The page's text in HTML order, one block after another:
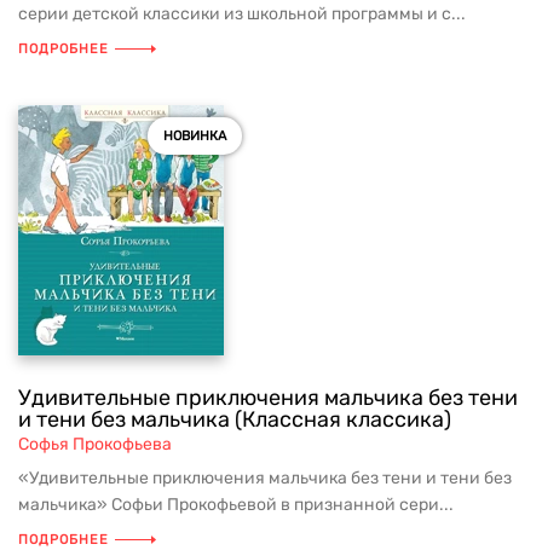
серии детской классики из школьной программы и с...
ПОДРОБНЕЕ
НОВИНКА
Удивительные приключения мальчика без тени
и тени без мальчика (Классная классика)
Софья Прокофьева
«Удивительные приключения мальчика без тени и тени без
мальчика» Софьи Прокофьевой в признанной сери...
ПОДРОБНЕЕ